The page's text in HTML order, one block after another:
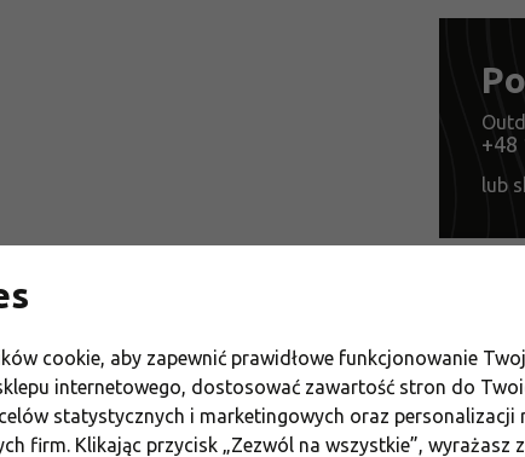
+48
lub
Męskie
Torby i
cookie, aby zapewnić prawidłowe funkcjonowanie
internetowego, dostosować zawartość stron do
statystycznych i marketingowych oraz personalizacji
firm. Klikając przycisk „Zezwól na wszystkie”, wyrażasz